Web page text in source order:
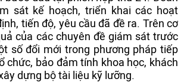
sát kế hoạch, triển khai các hoạt
tiến độ, yêu cầu đã đề ra. Trên cơ
của các chuyên đề giám sát trước
số đổi mới trong phương pháp tiếp
chức, bảo đảm tính khoa học, khách
dựng bộ tài liệu kỹ lưỡng.